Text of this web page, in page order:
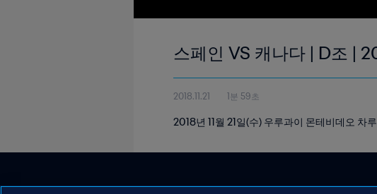
스페인 VS 캐나다 | D조 |
2018.11.21 1분 59초
2018년 11월 21일(수) 우루과이 몬테비데오 차